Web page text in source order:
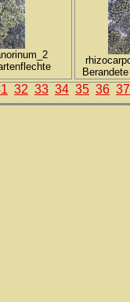
32 33 34 35 36 37